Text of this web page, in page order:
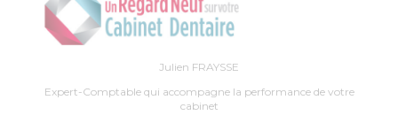
Julien FRAYSSE
Expert-Comptable qui accompagne la performance de votre
cabinet